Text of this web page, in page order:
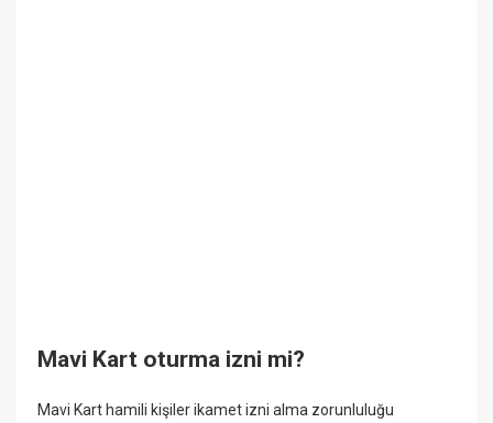
Mavi Kart oturma izni mi?
Mavi Kart hamili kişiler ikamet izni alma zorunluluğu